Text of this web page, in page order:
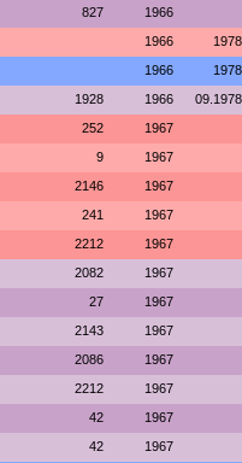
827 1966
1966 1978
1966 1978
1928 1966 09.1978
252 1967
9 1967
2146 1967
241 1967
2212 1967
2082 1967
27 1967
2143 1967
2086 1967
2212 1967
42 1967
42 1967